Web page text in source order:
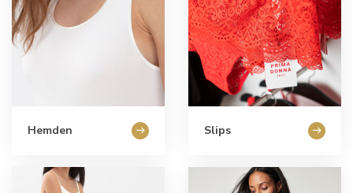
Hemden Slips